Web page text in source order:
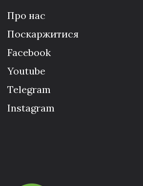
Про нас
Поскаржитися
Facebook
Youtube
Telegram
Instagram